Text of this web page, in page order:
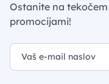
Ostanite na
promocijami!